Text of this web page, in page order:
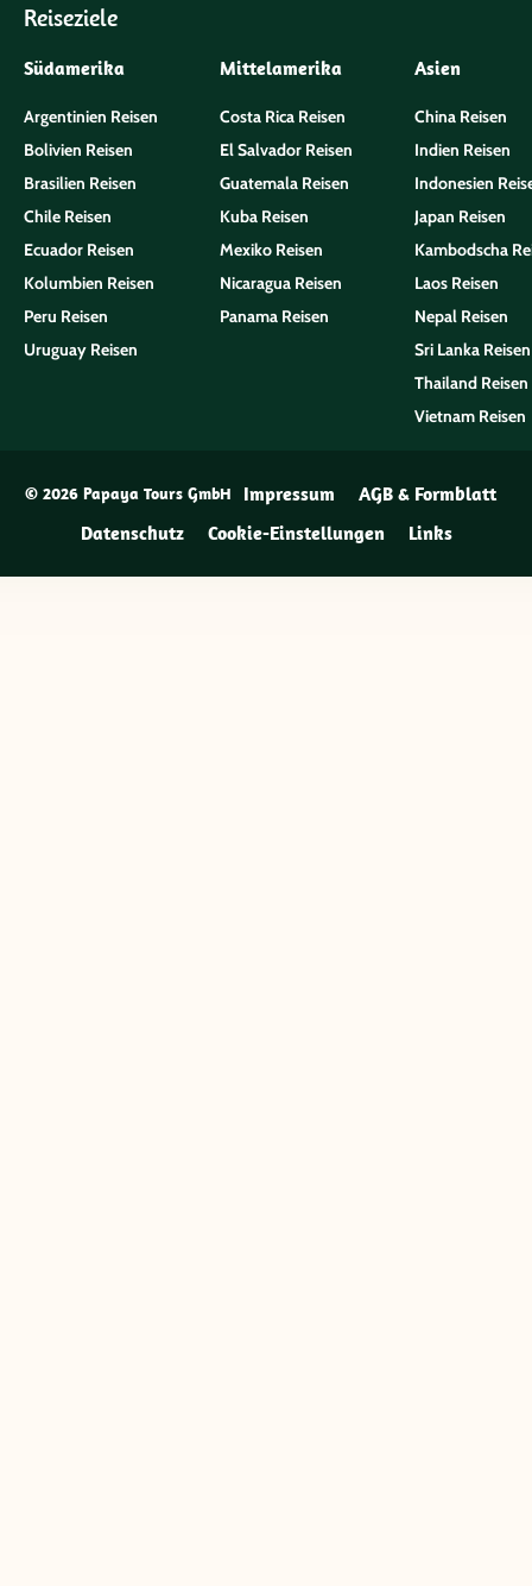
Reiseziele
Südamerika
Argentinien Reisen
Bolivien Reisen
Brasilien Reisen
Chile Reisen
Ecuador Reisen
Kolumbien Reisen
Peru Reisen
Uruguay Reisen
Mittelamerika
Costa Rica Reisen
El Salvador Reisen
Guatemala Reisen
Kuba Reisen
Mexiko Reisen
Nicaragua Reisen
Panama Reisen
Asien
China Reisen
Indien Reisen
Indonesien
Japan Reisen
Kambodscha
Laos Reisen
Nepal Reisen
Sri Lanka Reisen
Thailand Reisen
Vietnam Reisen
© 2026 Papaya Tours GmbH Impressum
AGB & Formblatt
Datenschutz
Cookie-Einstellungen Links